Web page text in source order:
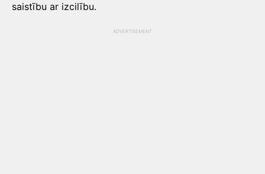
saistību ar izcilību.
ADVERTISEMENT